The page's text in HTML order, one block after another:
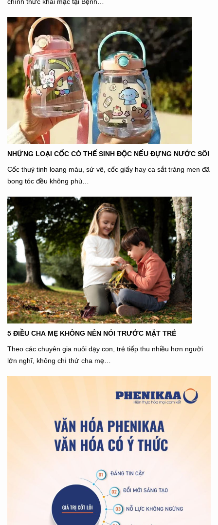
NHỮNG LOẠI CỐC CÓ THỂ SINH ĐỘC NẾU ĐỰNG NƯỚC SÔI
Cốc thuỷ tinh loang màu, sứ vẽ, cốc giấy hay ca sắt tráng men đã
bong tóc đều không phù…
5 ĐIỀU CHA MẸ KHÔNG NÊN NÓI TRƯỚC MẶT TRẺ
Theo các chuyên gia nuôi dạy con, trẻ tiếp thu nhiều hơn người
lớn nghĩ, không chỉ thứ cha mẹ…